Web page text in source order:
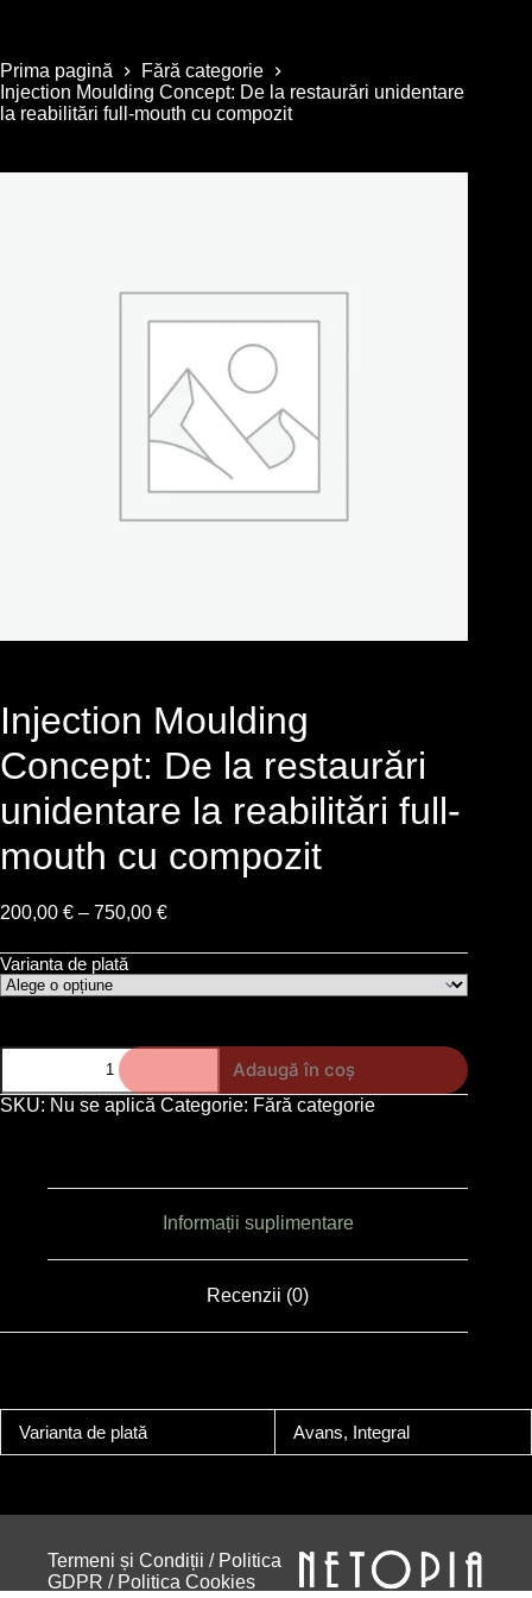
Prima pagină
Fără categorie
Injection Moulding Concept: De la restaurări unidentare
la reabilitări full-mouth cu compozit
Injection Moulding
Concept: De la restaurări
unidentare la reabilitări full-
mouth cu compozit
200,00 € – 750,00 €
Varianta de plată
Adaugă în coș
SKU: Nu se aplică Categorie: Fără categorie
Informații suplimentare
Recenzii (0)
Varianta de plată Avans, Integral
Termeni și Condiții / Politica
GDPR / Politica Cookies